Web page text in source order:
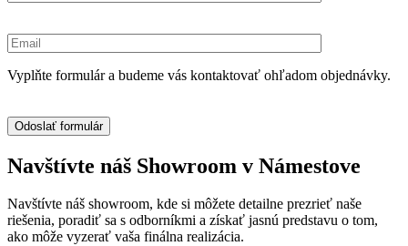
Vyplňte formulár a budeme vás kontaktovať ohľadom objednávky.
Navštívte náš Showroom v Námestove
Navštívte náš showroom, kde si môžete detailne prezrieť naše
riešenia, poradiť sa s odborníkmi a získať jasnú predstavu o tom,
ako môže vyzerať vaša finálna realizácia.